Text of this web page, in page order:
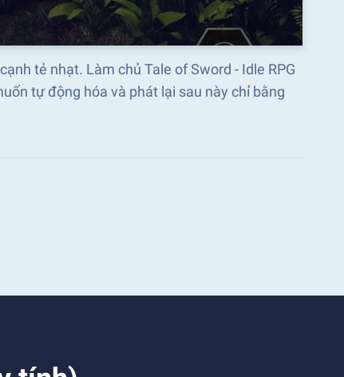
tẻ nhạt. Làm chủ Tale of Sword - Idle RPG
tự động hóa và phát lại sau này chỉ bằng